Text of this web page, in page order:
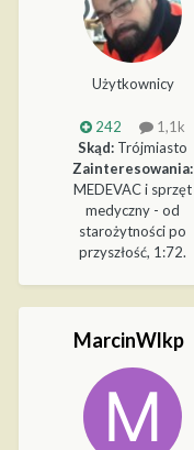
Użytkownicy
242
1,1k
Skąd: Trójmiasto
Zainteresowania:
MEDEVAC i sprzęt
medyczny - od
starożytności po
przyszłość, 1:72.
MarcinWlkp